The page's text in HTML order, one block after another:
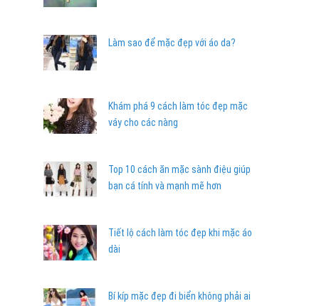
Làm sao để mặc đẹp với áo da?
Khám phá 9 cách làm tóc đẹp mặc
váy cho các nàng
Top 10 cách ăn mặc sành điệu giúp
bạn cá tính và mạnh mẽ hơn
Tiết lộ cách làm tóc đẹp khi mặc áo
dài
Bí kíp mặc đẹp đi biển không phải ai